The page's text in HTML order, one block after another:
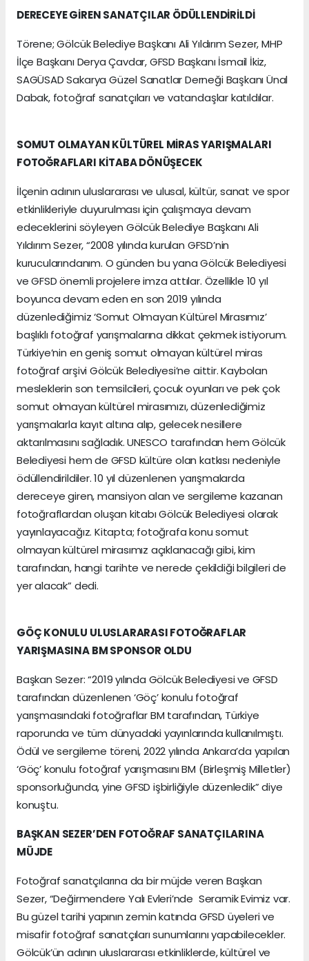
DERECEYE GİREN SANATÇILAR ÖDÜLLENDİRİLDİ
Törene; Gölcük Belediye Başkanı Ali Yıldırım Sezer, MHP
İlçe Başkanı Derya Çavdar, GFSD Başkanı İsmail İkiz,
SAGÜSAD Sakarya Güzel Sanatlar Derneği Başkanı Ünal
Dabak, fotoğraf sanatçıları ve vatandaşlar katıldılar.
SOMUT OLMAYAN KÜLTÜREL MİRAS YARIŞMALARI
FOTOĞRAFLARI KİTABA DÖNÜŞECEK
İlçenin adının uluslararası ve ulusal, kültür, sanat ve spor
etkinlikleriyle duyurulması için çalışmaya devam
edeceklerini söyleyen Gölcük Belediye Başkanı Ali
Yıldırım Sezer, “2008 yılında kurulan GFSD’nin
kurucularındanım. O günden bu yana Gölcük Belediyesi
ve GFSD önemli projelere imza attılar. Özellikle 10 yıl
boyunca devam eden en son 2019 yılında
düzenlediğimiz ‘Somut Olmayan Kültürel Mirasımız’
başlıklı fotoğraf yarışmalarına dikkat çekmek istiyorum.
Türkiye’nin en geniş somut olmayan kültürel miras
fotoğraf arşivi Gölcük Belediyesi’ne aittir. Kaybolan
mesleklerin son temsilcileri, çocuk oyunları ve pek çok
somut olmayan kültürel mirasımızı, düzenlediğimiz
yarışmalarla kayıt altına alıp, gelecek nesillere
aktarılmasını sağladık. UNESCO tarafından hem Gölcük
Belediyesi hem de GFSD kültüre olan katkısı nedeniyle
ödüllendirildiler. 10 yıl düzenlenen yarışmalarda
dereceye giren, mansiyon alan ve sergileme kazanan
fotoğraflardan oluşan kitabı Gölcük Belediyesi olarak
yayınlayacağız. Kitapta; fotoğrafa konu somut
olmayan kültürel mirasımız açıklanacağı gibi, kim
tarafından, hangi tarihte ve nerede çekildiği bilgileri de
yer alacak” dedi.
GÖÇ KONULU ULUSLARARASI FOTOĞRAFLAR
YARIŞMASINA BM SPONSOR OLDU
Başkan Sezer: “2019 yılında Gölcük Belediyesi ve GFSD
tarafından düzenlenen ‘Göç’ konulu fotoğraf
yarışmasındaki fotoğraflar BM tarafından, Türkiye
raporunda ve tüm dünyadaki yayınlarında kullanılmıştı.
Ödül ve sergileme töreni, 2022 yılında Ankara’da yapılan
‘Göç’ konulu fotoğraf yarışmasını BM (Birleşmiş Milletler)
sponsorluğunda, yine GFSD işbirliğiyle düzenledik” diye
konuştu.
BAŞKAN SEZER’DEN FOTOĞRAF SANATÇILARINA
MÜJDE
Fotoğraf sanatçılarına da bir müjde veren Başkan
Sezer, “Değirmendere Yalı Evleri’nde Seramik Evimiz var.
Bu güzel tarihi yapının zemin katında GFSD üyeleri ve
misafir fotoğraf sanatçıları sunumlarını yapabilecekler.
Gölcük’ün adının uluslararası etkinliklerde, kültürel ve